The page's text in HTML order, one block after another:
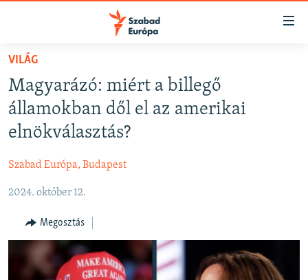
Akadálymentes
Ugrás
fő
oldalra
Ugrás
tartalomjegyzékre
AKTUÁLIS
PODCASTOK
ELEMZŐ
NER15
SZABADON
TÁRSADALOM
DEMOKRÁCIA
VILÁG
Magyarázó: miért a billegő
államokban dől el az amerikai
elnökválasztás?
Szabad Európa, Budapest
2024. október 12.
Megosztás
FELIRATKOZÁS
Spotify